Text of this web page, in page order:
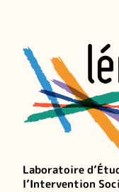
Laboratoire
l’Intervention